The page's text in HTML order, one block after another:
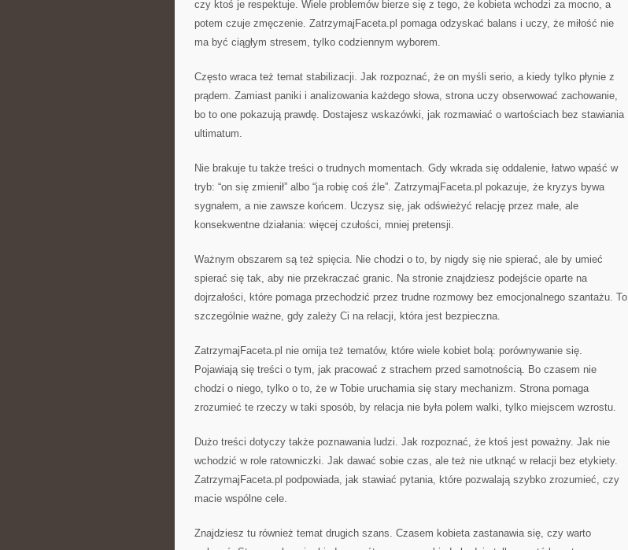
czy ktoś je respektuje. Wiele problemów bierze się z tego, że kobieta wchodzi za mocno, a
potem czuje zmęczenie. ZatrzymajFaceta.pl pomaga odzyskać balans i uczy, że miłość nie
ma być ciągłym stresem, tylko codziennym wyborem.
Często wraca też temat stabilizacji. Jak rozpoznać, że on myśli serio, a kiedy tylko płynie z
prądem. Zamiast paniki i analizowania każdego słowa, strona uczy obserwować zachowanie,
bo to one pokazują prawdę. Dostajesz wskazówki, jak rozmawiać o wartościach bez stawiania
ultimatum.
Nie brakuje tu także treści o trudnych momentach. Gdy wkrada się oddalenie, łatwo wpaść w
tryb: “on się zmienił” albo “ja robię coś źle”. ZatrzymajFaceta.pl pokazuje, że kryzys bywa
sygnałem, a nie zawsze końcem. Uczysz się, jak odświeżyć relację przez małe, ale
konsekwentne działania: więcej czułości, mniej pretensji.
Ważnym obszarem są też spięcia. Nie chodzi o to, by nigdy się nie spierać, ale by umieć
spierać się tak, aby nie przekraczać granic. Na stronie znajdziesz podejście oparte na
dojrzałości, które pomaga przechodzić przez trudne rozmowy bez emocjonalnego szantażu. To
szczególnie ważne, gdy zależy Ci na relacji, która jest bezpieczna.
ZatrzymajFaceta.pl nie omija też tematów, które wiele kobiet bolą: porównywanie się.
Pojawiają się treści o tym, jak pracować z strachem przed samotnością. Bo czasem nie
chodzi o niego, tylko o to, że w Tobie uruchamia się stary mechanizm. Strona pomaga
zrozumieć te rzeczy w taki sposób, by relacja nie była polem walki, tylko miejscem wzrostu.
Dużo treści dotyczy także poznawania ludzi. Jak rozpoznać, że ktoś jest poważny. Jak nie
wchodzić w role ratowniczki. Jak dawać sobie czas, ale też nie utknąć w relacji bez etykiety.
ZatrzymajFaceta.pl podpowiada, jak stawiać pytania, które pozwalają szybko zrozumieć, czy
macie wspólne cele.
Znajdziesz tu również temat drugich szans. Czasem kobieta zastanawia się, czy warto